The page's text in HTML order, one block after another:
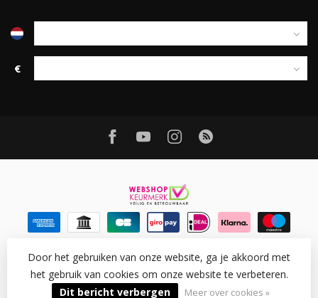
€
© Copyright 2026 Ledtohave- Powered by Lightspeed-
Lightspeed designby Dyvelopment
Door het gebruiken van onze website, ga je akkoord met
het gebruik van cookies om onze website te verbeteren.
Dit bericht verbergen
Meer over cookies »